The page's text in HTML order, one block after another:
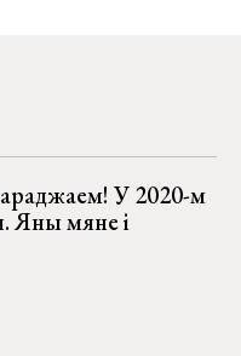
У 2020-м
Яны мяне і